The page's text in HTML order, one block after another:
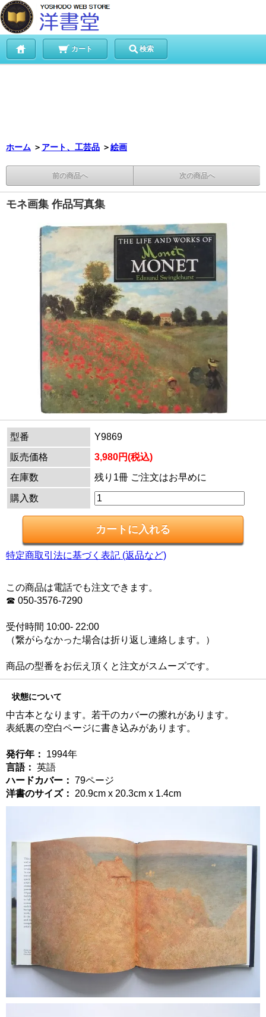
カート 検索
ホーム ＞ アート、工芸品 ＞絵画
前の商品へ 次の商品へ
モネ画集 作品写真集
型番
Y9869
販売価格
3,980円(税込)
在庫数
残り1冊 ご注文はお早めに
購入数
特定商取引法に基づく表記 (返品など)
この商品は電話でも注文できます。
☎ 050-3576-7290
受付時間 10:00- 22:00
（繋がらなかった場合は折り返し連絡します。）
商品の型番をお伝え頂くと注文がスムーズです。
状態について
中古本となります。若干のカバーの擦れがあります。
表紙裏の空白ページに書き込みがあります。
発行年：
1994年
言語： 英語
ハードカバー： 79ページ
洋書のサイズ：
20.9cm x 20.3cm x 1.4cm